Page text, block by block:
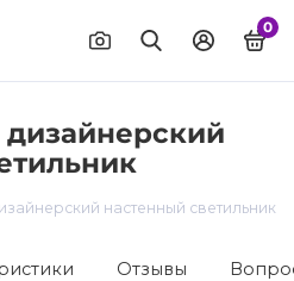
0
дизайнерский
настенный светильник
Отзывы